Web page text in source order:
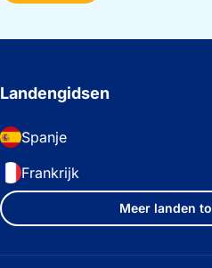
Landengidsen
Spanje
Frankrijk
Meer landen